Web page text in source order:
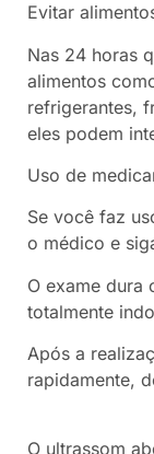
Evitar
Nas 24 horas
alimentos
refrigerantes,
eles podem
Uso de
Se você faz
o médico e
O exame dura
totalmente
Após a
rapidamente,
O ultrassom